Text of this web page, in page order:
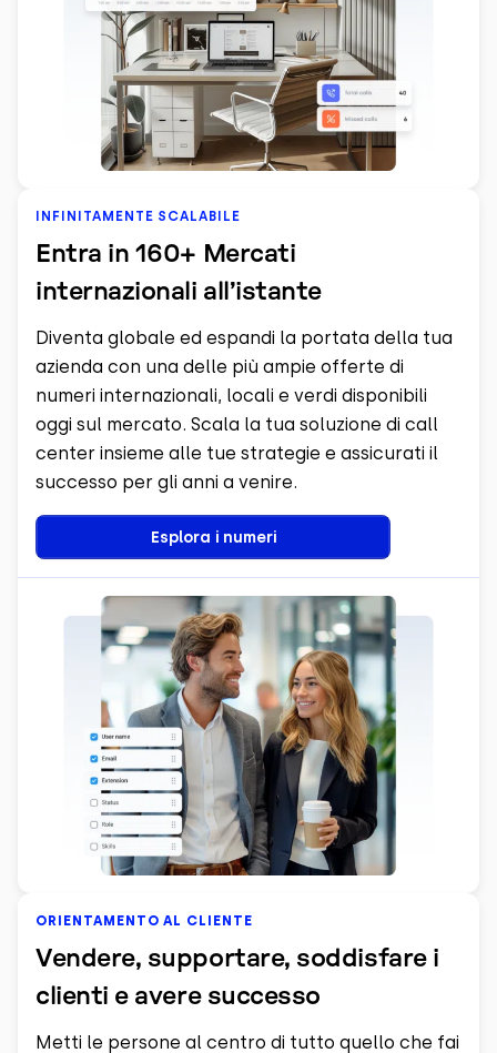
INFINITAMENTE SCALABILE
Entra in 160+ Mercati
internazionali all’istante
Diventa globale ed espandi la portata della tua
azienda con una delle più ampie offerte di
numeri internazionali, locali e verdi disponibili
oggi sul mercato. Scala la tua soluzione di call
center insieme alle tue strategie e assicurati il
successo per gli anni a venire.
Esplora i numeri
ORIENTAMENTO AL CLIENTE
Vendere, supportare, soddisfare i
clienti e avere successo
Metti le persone al centro di tutto quello che fai